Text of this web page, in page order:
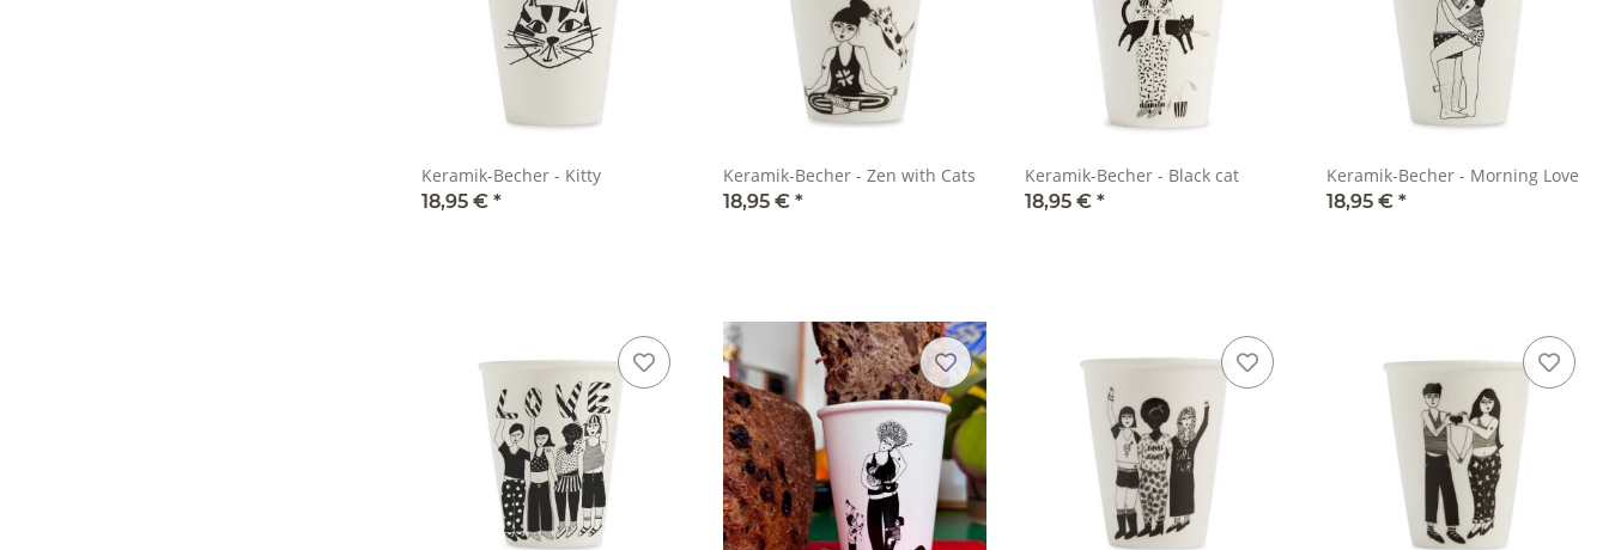
Keramik-Becher - Kitty
18,95 € *
Keramik-Becher - Zen with Cats
18,95 € *
Keramik-Becher - Black cat
18,95 € *
Keramik-Becher - Morning Love
18,95 € *